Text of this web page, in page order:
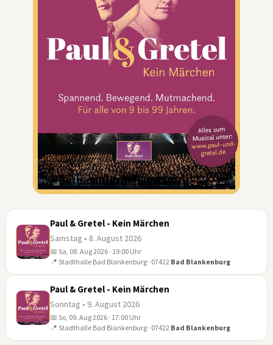
AUG
Paul & Gretel - Kein Märchen
Samstag • 8. August 2026
📅 Sa, 08. Aug 2026 · 19:00 Uhr
📍 Stadthalle Bad Blankenburg · 07422 Bad Blankenburg
AUG
Paul & Gretel - Kein Märchen
Sonntag • 9. August 2026
📅 So, 09. Aug 2026 · 17:00 Uhr
📍 Stadthalle Bad Blankenburg · 07422 Bad Blankenburg